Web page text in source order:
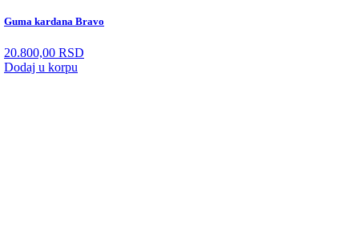
Guma kardana Bravo
20.800,00 RSD
Dodaj u korpu